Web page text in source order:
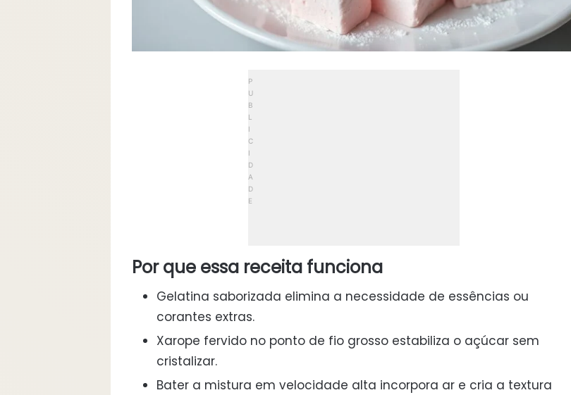
Por que essa receita funciona
Gelatina saborizada elimina a necessidade de essências ou
corantes extras.
Xarope fervido no ponto de fio grosso estabiliza o açúcar sem
cristalizar.
Bater a mistura em velocidade alta incorpora ar e cria a textura